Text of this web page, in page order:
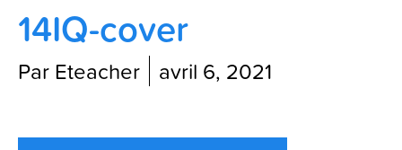
Blog
14IQ-cover
Par Eteacher avril 6, 2021